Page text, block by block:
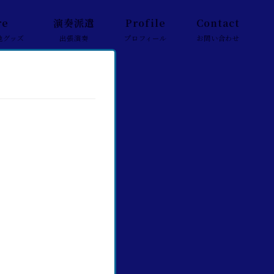
ッズ
演奏派遣
出張演奏
Profile
プロフィール
Contact
お問い合わせ